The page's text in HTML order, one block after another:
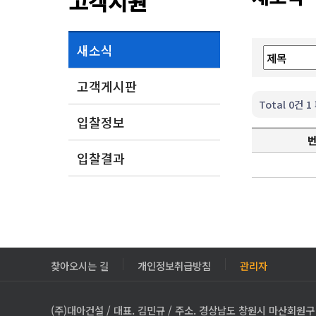
새소식
고객게시판
입찰정보
입찰결과
Total 0건 1
찾아오시는 길 개인정보취급방침 관리자
(주)대아건설 / 대표. 김민규 / 주소. 경상남도 창원시 마산회원